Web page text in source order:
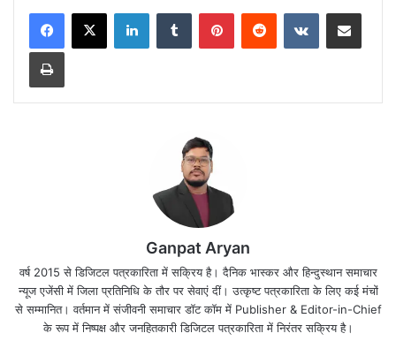
LinkedInTumblr PinterestReddit VKontakteShare via Email
Print
Ganpat Aryan
वर्ष 2015 से डिजिटल पत्रकारिता में सक्रिय है। दैनिक भास्कर और हिन्दुस्थान समाचार
न्यूज एजेंसी में जिला प्रतिनिधि के तौर पर सेवाएं दीं। उत्कृष्ट पत्रकारिता के लिए कई मंचों
से सम्मानित। वर्तमान में संजीवनी समाचार डॉट कॉम में Publisher & Editor-in-Chief
के रूप में निष्पक्ष और जनहितकारी डिजिटल पत्रकारिता में निरंतर सक्रिय है।